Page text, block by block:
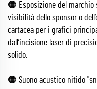
🟠 Esposizione del marchio
visibilità dello sponsor o
cartacea per i grafici
dall’incisione laser di
solido.
🟠 Suono acustico nitido